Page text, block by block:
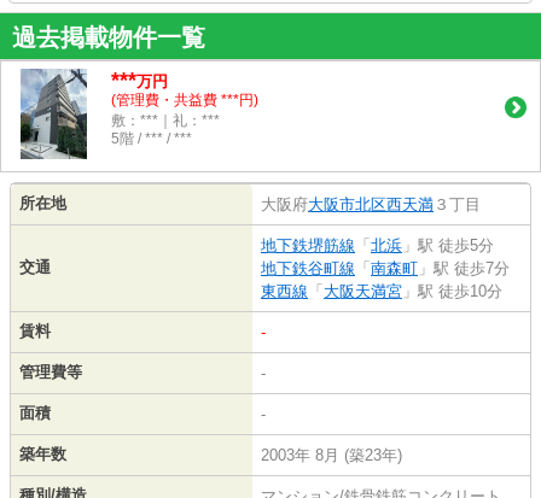
過去掲載物件一覧
***万円
(管理費・共益費 ***円)
敷：***｜礼：***
5階 / *** / ***
所在地 大阪府大阪市北区西天満 ３丁目
交通
地下鉄堺筋線 「 北浜 」駅 徒歩5分
地下鉄谷町線 「 南森町 」駅 徒歩7分
東西線 「 大阪天満宮 」駅 徒歩10分
賃料 -
管理費等 -
面積 -
築年数 2003年 8月 (築23年)